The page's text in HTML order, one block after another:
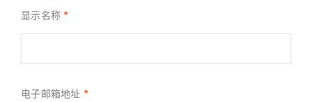
显示名称 *
电子邮箱地址 *